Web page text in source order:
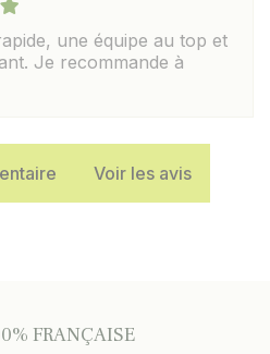
une équipe au top et
Je recommande à
Voir les avis
FRANÇAISE